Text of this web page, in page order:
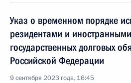
Указ о временном порядке
резидентами и
государственных долговых
Российской Федерации
9 сентября 2023 года, 16:45